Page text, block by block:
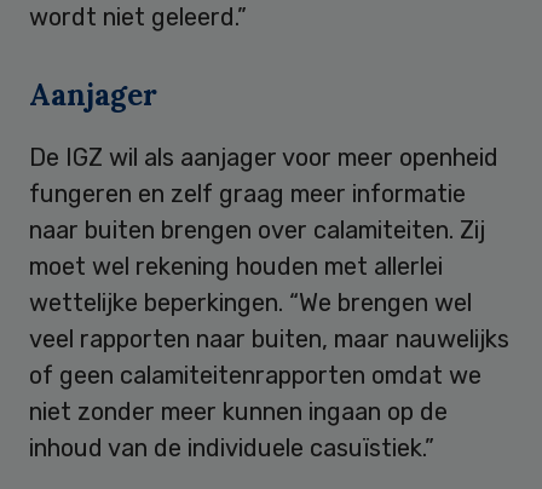
wordt niet geleerd.”
Aanjager
De IGZ wil als aanjager voor meer openheid
fungeren en zelf graag meer informatie
naar buiten brengen over calamiteiten. Zij
moet wel rekening houden met allerlei
wettelijke beperkingen. “We brengen wel
veel rapporten naar buiten, maar nauwelijks
of geen calamiteitenrapporten omdat we
niet zonder meer kunnen ingaan op de
inhoud van de individuele casuïstiek.”